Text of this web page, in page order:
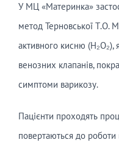
У МЦ «Материнка»
метод Терновської Т.О.
активного кисню (H₂O₂),
венозних клапанів,
симптоми варикозу.
Пацієнти проходять
повертаються до